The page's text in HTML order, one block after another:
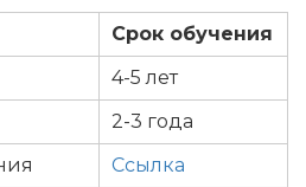
Срок обучения
4-5 лет
2-3 года
Ссылка